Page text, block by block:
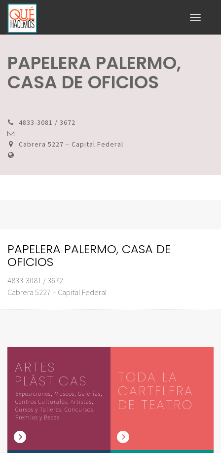
Toggle
PAPELERA PALERMO,
CASA DE OFICIOS
4833-3081 / 3672
Cabrera 5227 – Capital Federal
PAPELERA PALERMO, CASA DE
OFICIOS
4833-3081 / 3672
Cabrera 5227 – Capital Federal
ARTES
PLÁSTICAS
Exposiciones, Museos, Galerías,
Centros Culturales, Artistas,
Cursos y Talleres, Concursos,
Premios y Becas
TODA LA
CARTELERA
DE TEATRO